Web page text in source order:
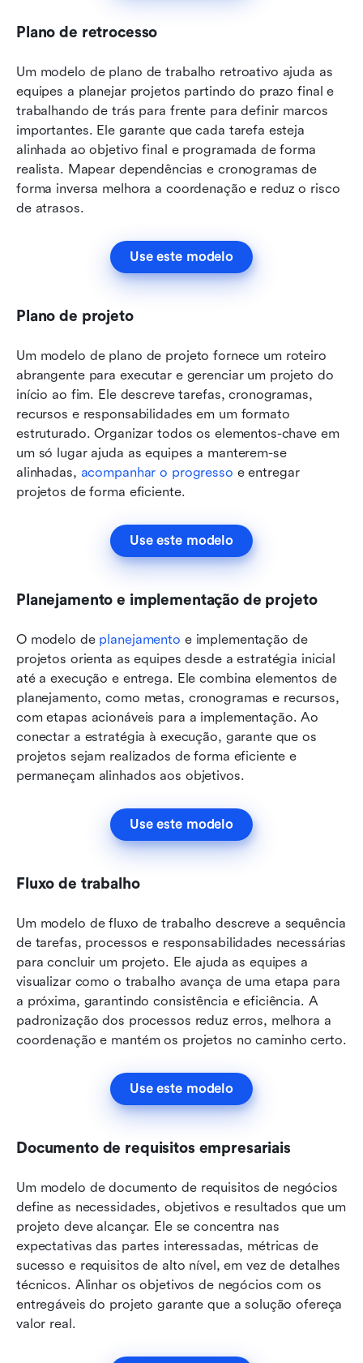
Plano de retrocesso
Um modelo de plano de trabalho retroativo ajuda as
equipes a planejar projetos partindo do prazo final e
trabalhando de trás para frente para definir marcos
importantes. Ele garante que cada tarefa esteja
alinhada ao objetivo final e programada de forma
realista. Mapear dependências e cronogramas de
forma inversa melhora a coordenação e reduz o risco
de atrasos.
Use este modelo
Plano de projeto
Um modelo de plano de projeto fornece um roteiro
abrangente para executar e gerenciar um projeto do
início ao fim. Ele descreve tarefas, cronogramas,
recursos e responsabilidades em um formato
estruturado. Organizar todos os elementos-chave em
um só lugar ajuda as equipes a manterem-se
alinhadas, acompanhar o progresso e entregar
projetos de forma eficiente.
Use este modelo
Planejamento e implementação de projeto
O modelo de planejamento e implementação de
projetos orienta as equipes desde a estratégia inicial
até a execução e entrega. Ele combina elementos de
planejamento, como metas, cronogramas e recursos,
com etapas acionáveis para a implementação. Ao
conectar a estratégia à execução, garante que os
projetos sejam realizados de forma eficiente e
permaneçam alinhados aos objetivos.
Use este modelo
Fluxo de trabalho
Um modelo de fluxo de trabalho descreve a sequência
de tarefas, processos e responsabilidades necessárias
para concluir um projeto. Ele ajuda as equipes a
visualizar como o trabalho avança de uma etapa para
a próxima, garantindo consistência e eficiência. A
padronização dos processos reduz erros, melhora a
coordenação e mantém os projetos no caminho certo.
Use este modelo
Documento de requisitos empresariais
Um modelo de documento de requisitos de negócios
define as necessidades, objetivos e resultados que um
projeto deve alcançar. Ele se concentra nas
expectativas das partes interessadas, métricas de
sucesso e requisitos de alto nível, em vez de detalhes
técnicos. Alinhar os objetivos de negócios com os
entregáveis do projeto garante que a solução ofereça
valor real.